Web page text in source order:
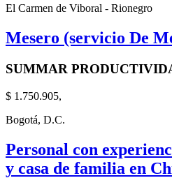
El Carmen de Viboral - Rionegro
Mesero (servicio De
SUMMAR
$ 1.750.905,
Bogotá, D.C.
Personal con
y casa de familia en